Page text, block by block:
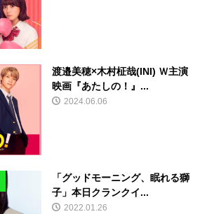
渡邉美穂×木村柾哉(INI) Ｗ主演
映画『あたしの！』...
2024.06.06
「グッドモーニング、眠れる獅
子」本日クランクイ...
2022.01.26